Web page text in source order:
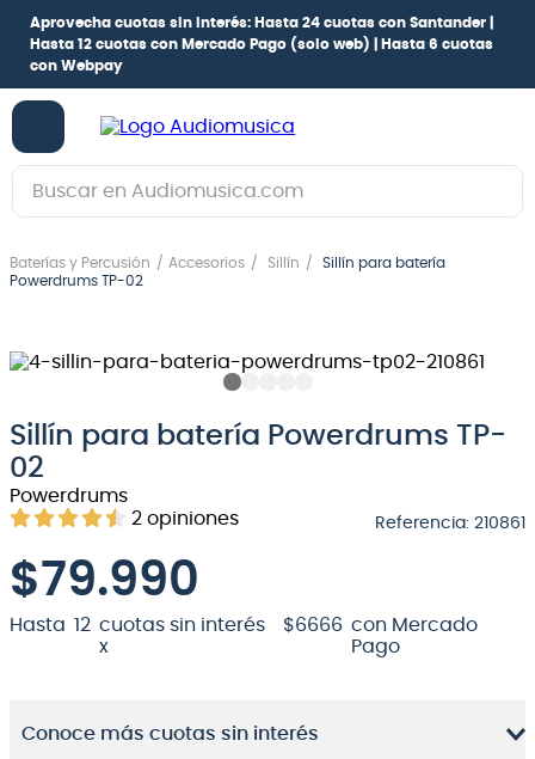
Aprovecha cuotas sin interés: Hasta 24 cuotas con Santander |
Hasta 12 cuotas con Mercado Pago (solo web) |
Hasta 6 cuotas
con Webpay
Buscar en Audiomusica.com
Baterías y Percusión Accesorios Sillín
Sillín para batería
Powerdrums TP-02
Sillín para batería Powerdrums TP-
02
Powerdrums
2 opiniones Referencia: 210861
$79.990
Hasta 12 cuotas sin interés
x
$6666 con Mercado
Pago
Conoce más cuotas sin interés
1.
guitarra electrica
3.
guitarra electroacústica
5.
amplificador
6.
teclado
7.
guitarra
8.
micrófono
.
bateria
violin